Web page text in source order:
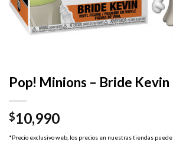
Pop! Minions – Bride Kevin
$10,990
*Precio exclusivo web, los precios en nuestras tiendas